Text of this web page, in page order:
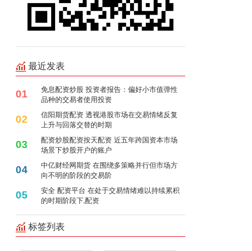
最近发表
01
免息配资炒股 投资者报告：偏好小市值弹性
品种的交易者使用投资
02
信阳期货配资 透视港股市场在交易情绪反复
上升与回落交替的时期
03
配资炒股配资按天配资 近五年跨国资本市场
场景下炒股开户的账户
04
中亿财经网期货 在围绕多策略并行但市场方
向不明的阶段的交易阶
05
安全 配资平台 在处于交易情绪难以持续累积
的时期阶段下,配资
标签列表